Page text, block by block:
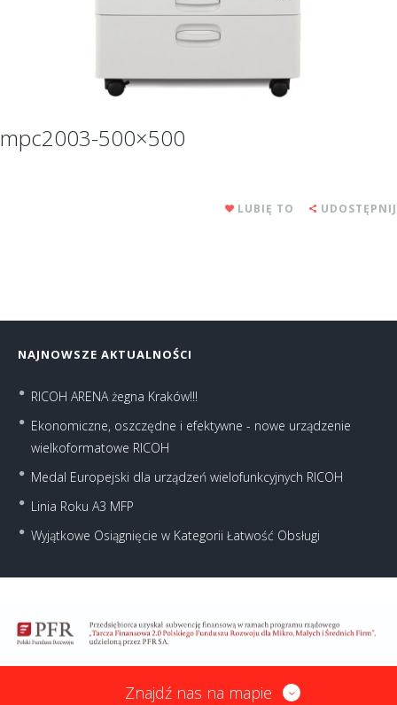
mpc2003-500×500
LUBIĘ TO UDOSTĘPNIJ
NAJNOWSZE AKTUALNOŚCI
RICOH ARENA żegna Kraków!!!
Ekonomiczne, oszczędne i efektywne - nowe urządzenie
wielkoformatowe RICOH
Medal Europejski dla urządzeń wielofunkcyjnych RICOH
Linia Roku A3 MFP
Wyjątkowe Osiągnięcie w Kategorii Łatwość Obsługi
Znajdź nas na mapie